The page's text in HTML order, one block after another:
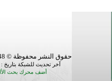
حقوق النشر محفوظة © 1448هـ / 2026م لموقع
آخر تحديث للشبكة بتاريخ : 26/2/1448هـ - الساعة: 10:7
أضف محرك بحث